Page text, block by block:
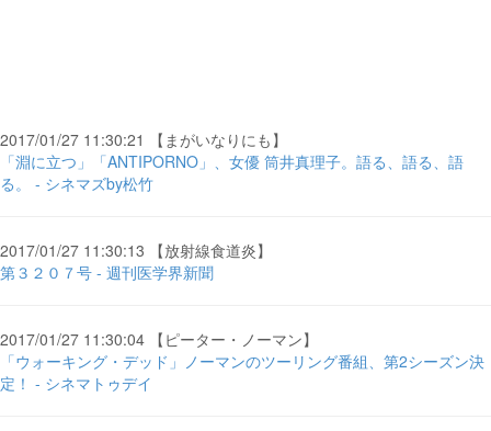
2017/01/27 11:30:21 【まがいなりにも】
「淵に立つ」「ANTIPORNO」、女優 筒井真理子。語る、語る、語
る。 - シネマズby松竹
2017/01/27 11:30:13 【放射線食道炎】
第３２０７号 - 週刊医学界新聞
2017/01/27 11:30:04 【ピーター・ノーマン】
「ウォーキング・デッド」ノーマンのツーリング番組、第2シーズン決
定！ - シネマトゥデイ